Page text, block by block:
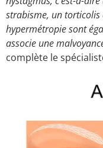
strabisme, un torticolis
hypermétropie sont
associe une
complète le